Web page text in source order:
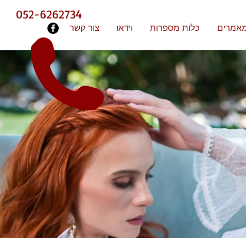
כלות מספרות וידאו צור קשר
052-6262734